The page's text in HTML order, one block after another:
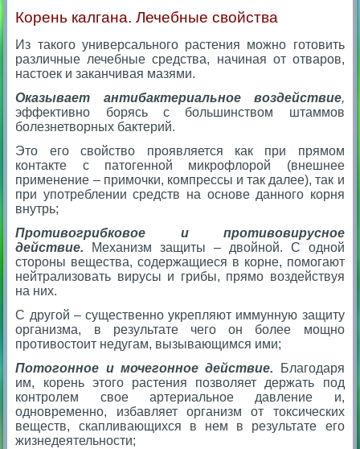
Корень калгана. Лечебные свойства
Из такого универсального растения можно готовить
различные лечебные средства, начиная от отваров,
настоек и заканчивая мазями.
Оказывает антибактериальное воздействие,
эффективно борясь с большинством штаммов
болезнетворных бактерий.
Это его свойство проявляется как при прямом
контакте с патогенной микрофлорой (внешнее
применение – примочки, компрессы и так далее), так и
при употреблении средств на основе данного корня
внутрь;
Противогрибковое и противовирусное
действие.
Механизм защиты – двойной. С одной
стороны вещества, содержащиеся в корне, помогают
нейтрализовать вирусы и грибы, прямо воздействуя
на них.
С другой – существенно укрепляют иммунную защиту
организма, в результате чего он более мощно
противостоит недугам, вызывающимся ими;
Потогонное и мочегонное действие.
Благодаря
им, корень этого растения позволяет держать под
контролем свое артериальное давление и,
одновременно, избавляет организм от токсических
веществ, скапливающихся в нем в результате его
жизнедеятельности;